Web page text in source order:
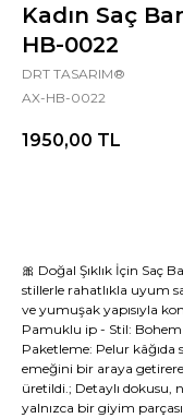
Kadın Saç
HB-0022
DRT TASARIM®
AX-HB-0022
1950,00 TL
🎀 Doğal Şıklık İçin Saç
stillerle rahatlıkla uyum
ve yumuşak yapısıyla
Pamuklu ip - Stil: Bohem
Paketleme: Pelur kâğıda
emeğini bir araya
üretildi.; Detaylı dokusu,
yalnızca bir giyim